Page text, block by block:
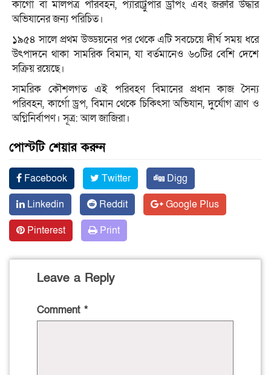
কার্গো বা মালপত্র পরিবহন, প্যারাট্রুপার ড্রপিং এবং জরুরি উদ্ধার
অভিযানের জন্য পরিচিত।
১৯৫৪ সালে প্রথম উড্ডয়নের পর থেকে এটি সবচেয়ে দীর্ঘ সময় ধরে
উৎপাদনে থাকা সামরিক বিমান, যা বর্তমানেও ৬০টির বেশি দেশে
সক্রিয় রয়েছে।
সামরিক কৌশলগত এই পরিবহণ বিমানের প্রধান কাজ সৈন্য
পরিবহন, কার্গো ড্রপ, বিমান থেকে চিকিৎসা অভিযান, দুর্যোগ ত্রাণ ও
অগ্নিনির্বাপণ। সূত্র: আল জাজিরা।
পোস্টটি শেয়ার করুন
Facebook Twitter
Digg
Linkedin
Reddit
Google Plus
Pinterest
Print
Leave a Reply
Comment *